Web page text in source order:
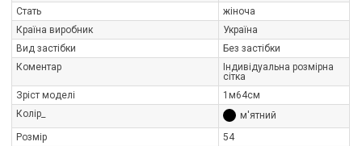
Стать
жіноча
Країна виробник
Україна
Вид застібки
Без застібки
Коментар
Індивідуальна розмірна
сітка
Зріст моделі
1м64см
Колір_
м'ятний
Розмір
54